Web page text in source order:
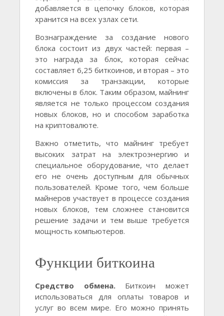
добавляется в цепочку блоков, которая
хранится на всех узлах сети.
Вознаграждение за создание нового
блока состоит из двух частей: первая –
это награда за блок, которая сейчас
составляет 6,25 биткоинов, и вторая – это
комиссия за транзакции, которые
включены в блок. Таким образом, майнинг
является не только процессом создания
новых блоков, но и способом заработка
на криптовалюте.
Важно отметить, что майнинг требует
высоких затрат на электроэнергию и
специальное оборудование, что делает
его не очень доступным для обычных
пользователей. Кроме того, чем больше
майнеров участвует в процессе создания
новых блоков, тем сложнее становится
решение задачи и тем выше требуется
мощность компьютеров.
Функции биткоина
Средство обмена.Биткоин может
использоваться для оплаты товаров и
услуг во всем мире. Его можно принять